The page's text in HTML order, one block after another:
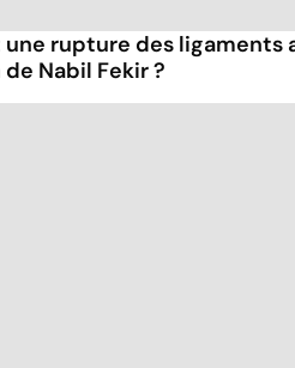
rupture des ligaments
Nabil Fekir ?